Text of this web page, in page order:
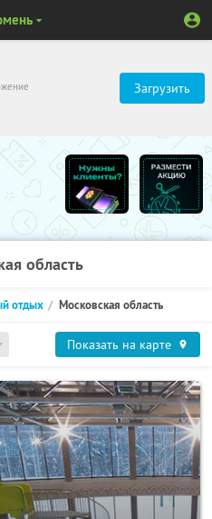
Загрузить
область
отдых Московская область
Показать на карте